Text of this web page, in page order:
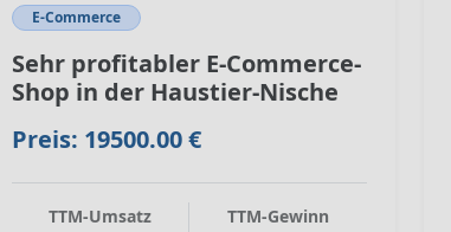
E-Commerce
Sehr profitabler E-Commerce-
Shop in der Haustier-Nische
Preis: 19500.00 €
TTM-Umsatz TTM-Gewinn